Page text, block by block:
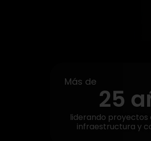
Más de
25
liderando proyectos
infraestructura y